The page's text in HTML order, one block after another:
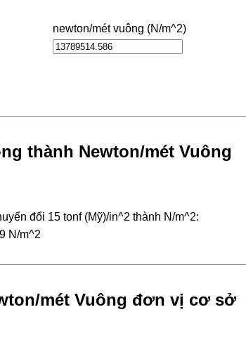
newton/mét vuông (N/m^2)
thành Newton/mét Vuông
đổi 15 tonf (Mỹ)/in^2 thành N/m^2:
N/m^2
mét Vuông đơn vị cơ sở